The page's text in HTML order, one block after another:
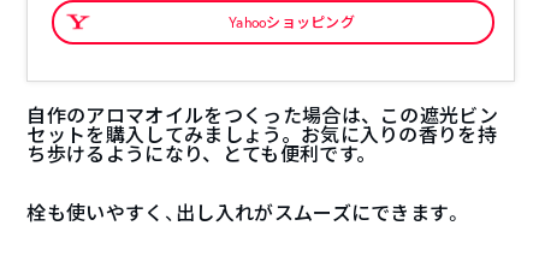
Yahooショッピング
自作のアロマオイルをつくった場合は、この遮光ビン
セットを購入してみましょう。お気に入りの香りを持
ち歩けるようになり、とても便利です。
栓も使いやすく、出し入れがスムーズにできます。